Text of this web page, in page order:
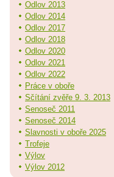
Odlov 2013
Odlov 2014
Odlov 2017
Odlov 2018
Odlov 2020
Odlov 2021
Odlov 2022
Práce v oboře
Sčítání zvěře 9. 3. 2013
Senoseč 2011
Senoseč 2014
Slavnosti v oboře 2025
Trofeje
Výlov
Výlov 2012